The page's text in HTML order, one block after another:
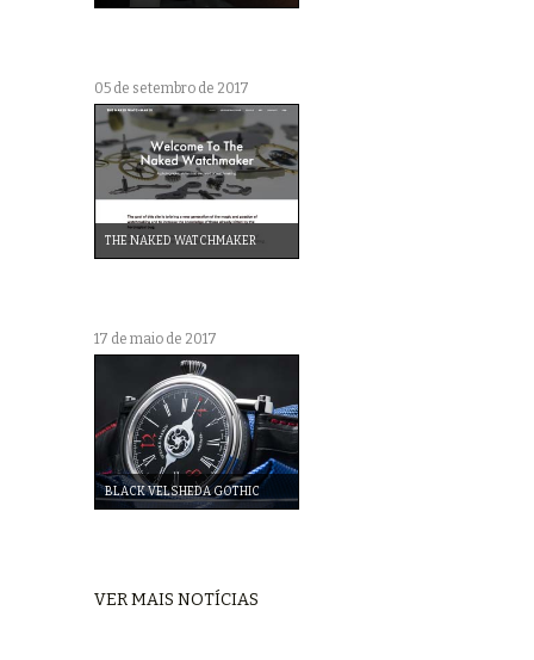
05 de setembro de 2017
THE NAKED WATCHMAKER
17 de maio de 2017
BLACK VELSHEDA GOTHIC
VER MAIS NOTÍCIAS